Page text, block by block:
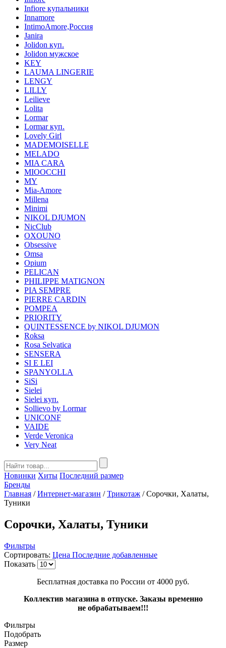
Infiore купальники
Innamore
IntimoAmore,Россия
Janira
Jolidon куп.
Jolidon мужское
KEY
LAUMA LINGERIE
LENGY
LILLY
Leilieve
Lolita
Lormar
Lormar куп.
Lovely Girl
MADEMOISELLE
MELADO
MIA CARA
MIOOCCHI
MY
Mia-Amore
Millena
Minimi
NIKOL DJUMON
NicClub
OXOUNO
Obsessive
Omsa
Opium
PELICAN
PHILIPPE MATIGNON
PIA SEMPRE
PIERRE CARDIN
POMPEA
PRIORITY
QUINTESSENCE by NIKOL DJUMON
Roksa
Rosa Selvatica
SENSERA
SI E LEI
SPANYOLLA
SiSi
Sielei
Sielei куп.
Sollievo by Lormar
UNICONF
VAIDE
Verde Veronica
Very Neat
Новинки Хиты Последний размер
Бренды
Главная / Интернет-магазин / Трикотаж /Сорочки, Халаты,
Туники
Сорочки, Халаты, Туники
Фильтры
Сортировать: Цена Последние добавленные
Показать
Бесплатная доставка по России от 4000 руб.
Коллектив магазина в отпуске. Заказы временно
не обрабатываем!!!
Фильтры
Подобрать
Размер